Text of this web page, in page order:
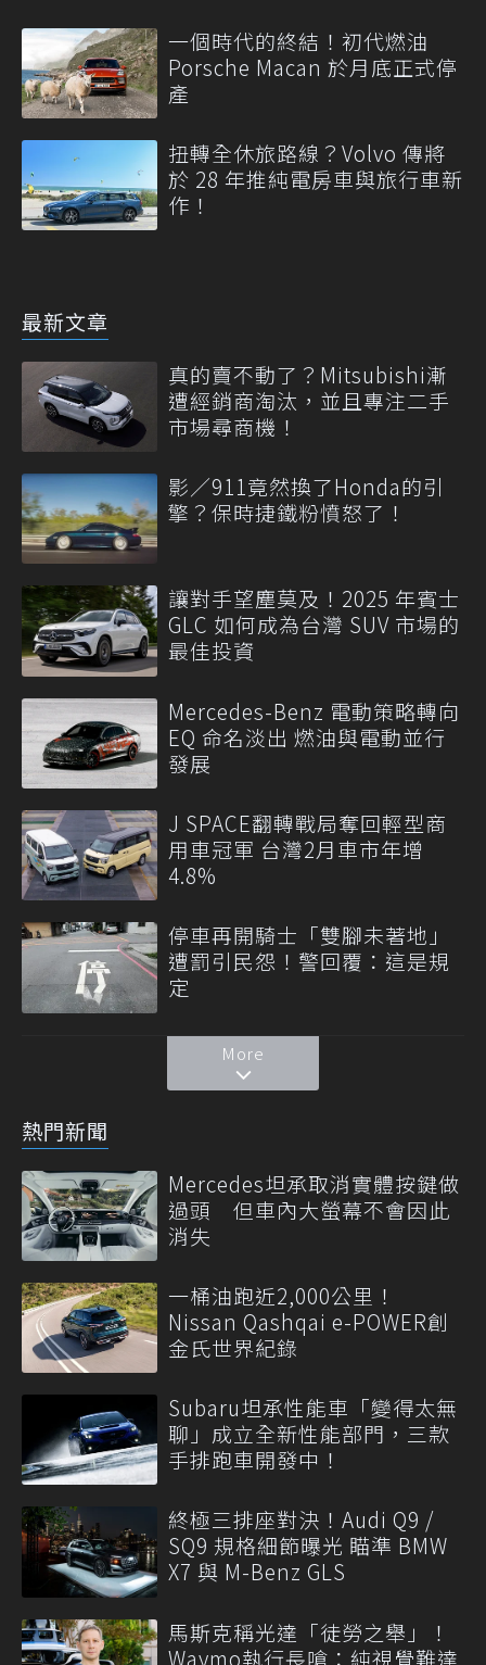
一個時代的終結！初代燃油
Porsche Macan 於月底正式停
產
扭轉全休旅路線？Volvo 傳將
於 28 年推純電房車與旅行車新
作！
最新文章
真的賣不動了？Mitsubishi漸
遭經銷商淘汰，並且專注二手
市場尋商機！
影／911竟然換了Honda的引
擎？保時捷鐵粉憤怒了！
讓對手望塵莫及！2025 年賓士
GLC 如何成為台灣 SUV 市場的
最佳投資
Mercedes-Benz 電動策略轉向
EQ 命名淡出 燃油與電動並行
發展
J SPACE翻轉戰局奪回輕型商
用車冠軍 台灣2月車市年增
4.8%
停車再開騎士「雙腳未著地」
遭罰引民怨！警回覆：這是規
定
More
熱門新聞
Mercedes坦承取消實體按鍵做
過頭 但車內大螢幕不會因此
消失
一桶油跑近2,000公里！
Nissan Qashqai e-POWER創
金氏世界紀錄
Subaru坦承性能車「變得太無
聊」成立全新性能部門，三款
手排跑車開發中！
終極三排座對決！Audi Q9 /
SQ9 規格細節曝光 瞄準 BMW
X7 與 M-Benz GLS
馬斯克稱光達「徒勞之舉」！
Waymo執行長嗆：純視覺難達